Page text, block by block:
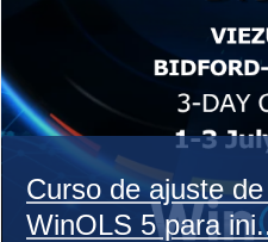
Curso de ajuste
WinOLS 5 para